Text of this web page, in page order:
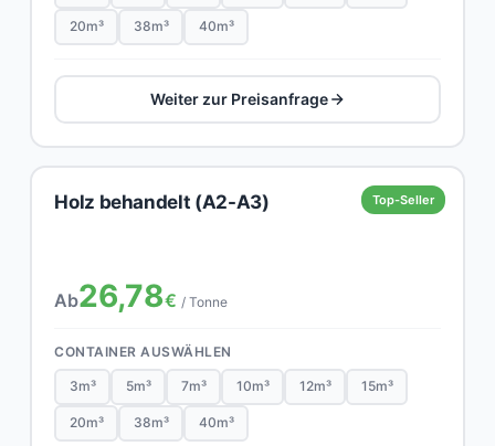
20m³ 38m³ 40m³
Weiter zur Preisanfrage
Top-Seller
Holz behandelt (A2-A3)
Ab26,78€ / Tonne
CONTAINER AUSWÄHLEN
3m³ 5m³ 7m³ 10m³ 12m³ 15m³
20m³ 38m³ 40m³